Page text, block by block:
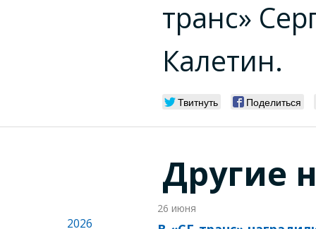
транс»
Калетин.
Твитнуть Поделиться
Другие
2026
26 июня